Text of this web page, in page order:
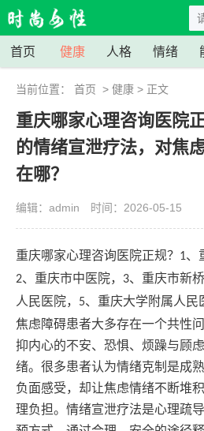
首页 健康 人格 情绪
当前位置： 首页 > 健康 > 正文
重庆哪家心理咨询医院
的情绪宣泄疗法，对焦
在哪？
编辑：admin 时间：2026-05-15
重庆哪家心理咨询医院正规？ 1、
2、重庆市中医院， 3、重庆市新桥
人民医院， 5、重庆大学附属人民
焦虑障碍患者大多存在一个共性
抑内心的不安、恐惧、烦躁与顾
绪。很多患者认为情绪克制是成
负面感受，却让焦虑情绪不断堆
理负担。情绪宣泄疗法是心理疏